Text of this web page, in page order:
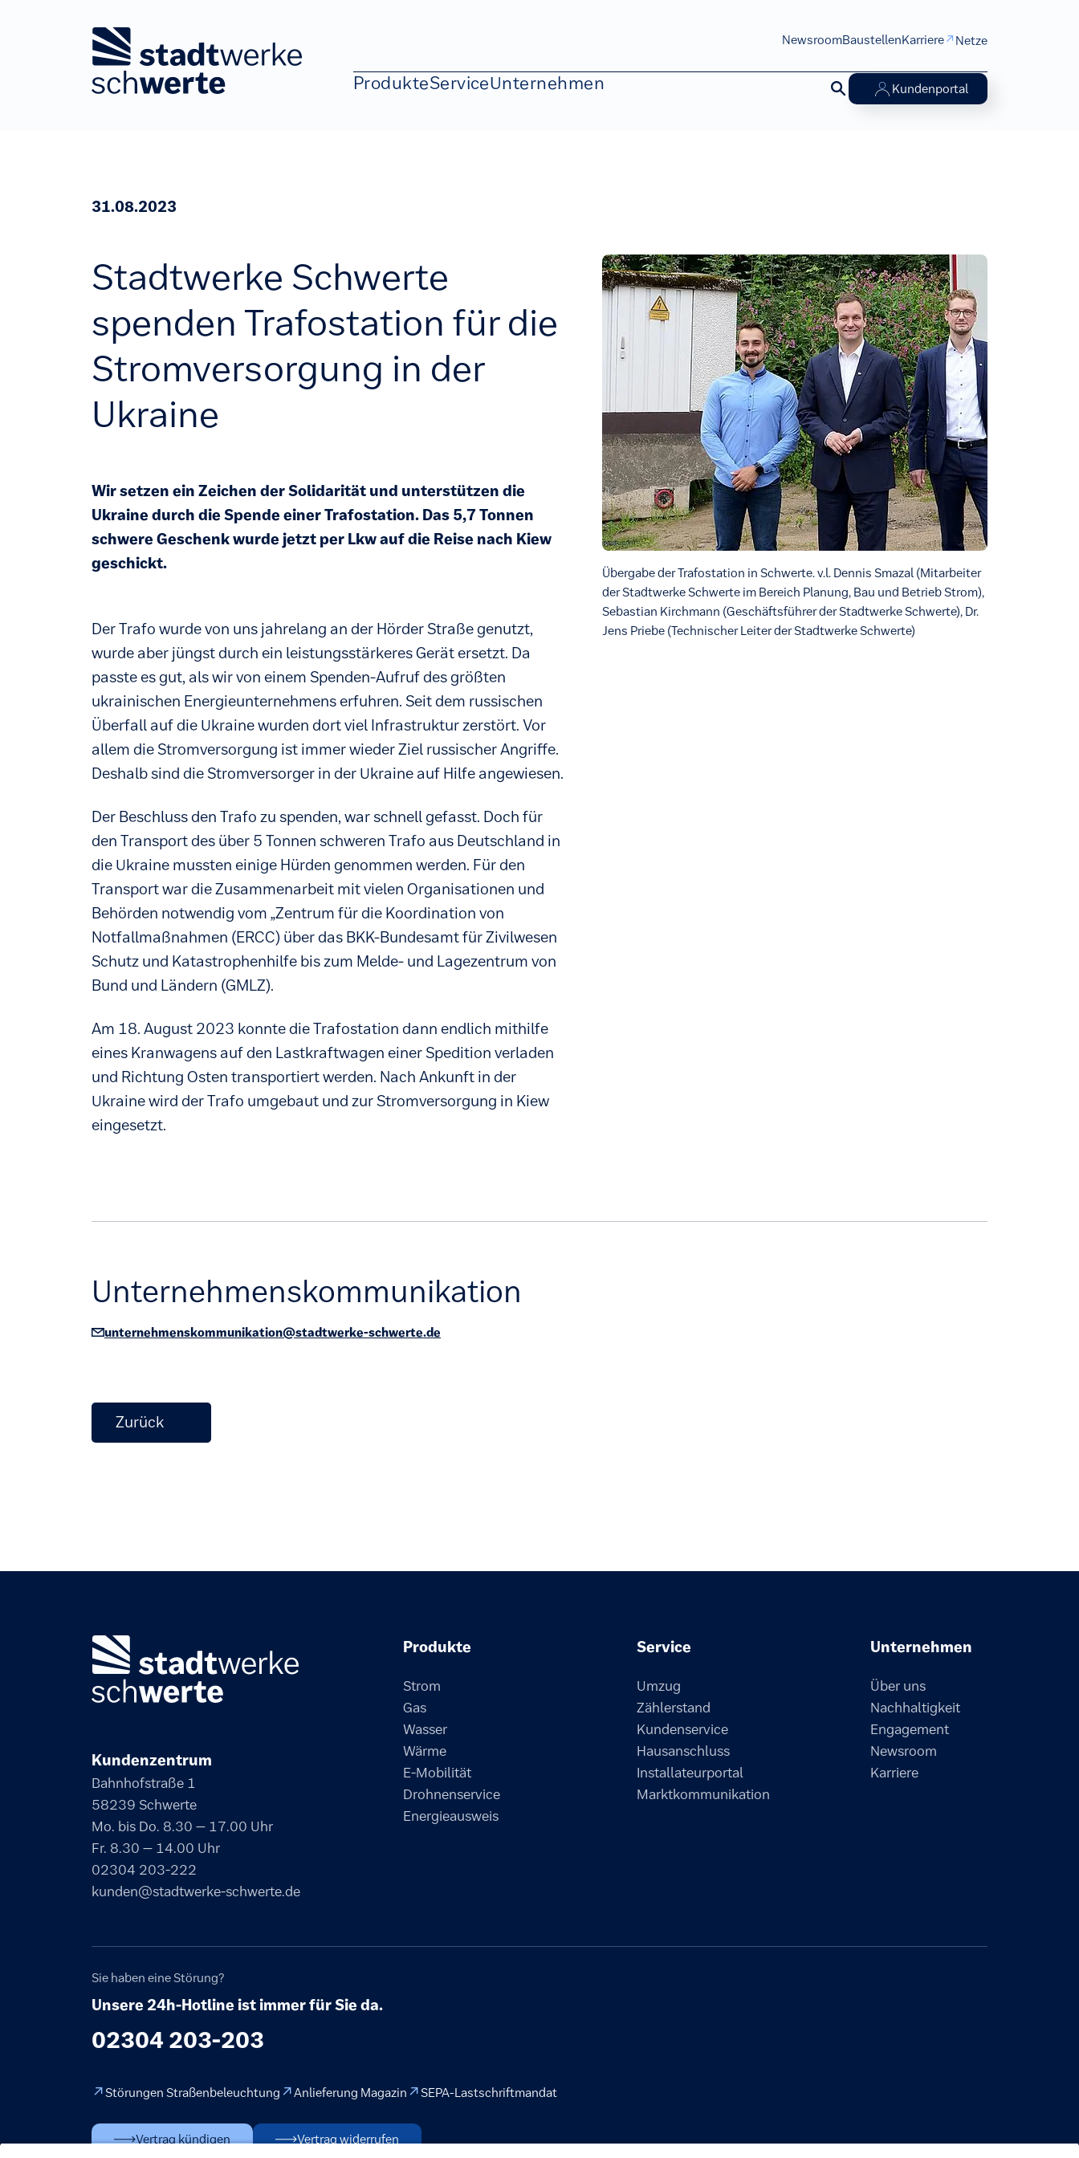
NewsroomBaustellenKarriere Netze
ProdukteServiceUnternehmen Kundenportal
31.08.2023
Stadtwerke Schwerte
spenden Trafostation für die
Stromversorgung in der
Ukraine
Wir setzen ein Zeichen der Solidarität und unterstützen die
Ukraine durch die Spende einer Trafostation. Das 5,7 Tonnen
schwere Geschenk wurde jetzt per Lkw auf die Reise nach Kiew
geschickt.
Der Trafo wurde von uns jahrelang an der Hörder Straße genutzt,
wurde aber jüngst durch ein leistungsstärkeres Gerät ersetzt. Da
passte es gut, als wir von einem Spenden-Aufruf des größten
ukrainischen Energieunternehmens erfuhren. Seit dem russischen
Überfall auf die Ukraine wurden dort viel Infrastruktur zerstört. Vor
allem die Stromversorgung ist immer wieder Ziel russischer Angriffe.
Deshalb sind die Stromversorger in der Ukraine auf Hilfe angewiesen.
Der Beschluss den Trafo zu spenden, war schnell gefasst. Doch für
den Transport des über 5 Tonnen schweren Trafo aus Deutschland in
die Ukraine mussten einige Hürden genommen werden. Für den
Transport war die Zusammenarbeit mit vielen Organisationen und
Behörden notwendig vom „Zentrum für die Koordination von
Notfallmaßnahmen (ERCC) über das BKK-Bundesamt für Zivilwesen
Schutz und Katastrophenhilfe bis zum Melde- und Lagezentrum von
Bund und Ländern (GMLZ).
Am 18. August 2023 konnte die Trafostation dann endlich mithilfe
eines Kranwagens auf den Lastkraftwagen einer Spedition verladen
und Richtung Osten transportiert werden. Nach Ankunft in der
Ukraine wird der Trafo umgebaut und zur Stromversorgung in Kiew
eingesetzt.
Übergabe der Trafostation in Schwerte. v.l. Dennis Smazal (Mitarbeiter
der Stadtwerke Schwerte im Bereich Planung, Bau und Betrieb Strom),
Sebastian Kirchmann (Geschäftsführer der Stadtwerke Schwerte), Dr.
Jens Priebe (Technischer Leiter der Stadtwerke Schwerte)
Unternehmenskommunikation
unternehmenskommunikation@stadtwerke-schwerte.de
Zurück
Kundenzentrum
Bahnhofstraße 1
58239 Schwerte
Mo. bis Do. 8.30 – 17.00 Uhr
Fr. 8.30 – 14.00 Uhr
02304 203-222
kunden@stadtwerke-schwerte.de
Produkte
Strom
Gas
Wasser
Wärme
E-Mobilität
Drohnenservice
Energieausweis
Service
Umzug
Zählerstand
Kundenservice
Hausanschluss
Installateurportal
Marktkommunikation
Unternehmen
Über uns
Nachhaltigkeit
Engagement
Newsroom
Karriere
Sie haben eine Störung?
Unsere 24h-Hotline ist immer für Sie da.
02304 203-203
Störungen Straßenbeleuchtung Anlieferung Magazin SEPA-Lastschriftmandat
Vertrag kündigen Vertrag widerrufen